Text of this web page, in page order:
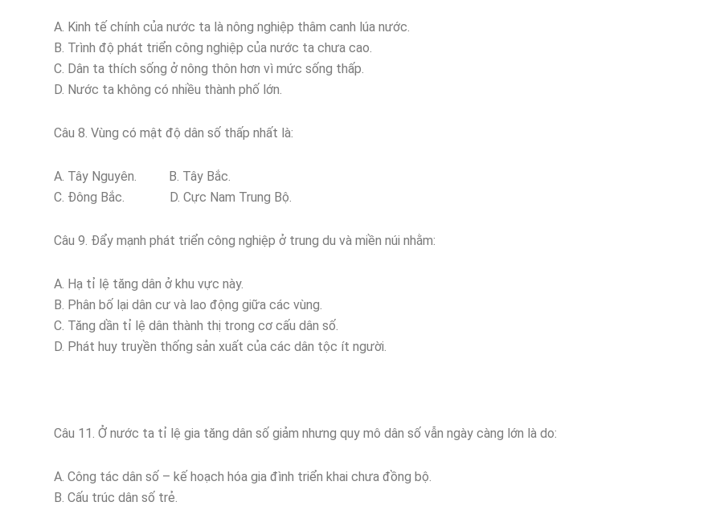
A. Kinh tế chính của nước ta là nông nghiệp thâm canh lúa nước.
B. Trình độ phát triển công nghiệp của nước ta chưa cao.
C. Dân ta thích sống ở nông thôn hơn vì mức sống thấp.
D. Nước ta không có nhiều thành phố lớn.
Câu 8. Vùng có mật độ dân số thấp nhất là:
A. Tây Nguyên. B. Tây Bắc.
C. Đông Bắc. D. Cực Nam Trung Bộ.
Câu 9. Đẩy mạnh phát triển công nghiệp ở trung du và miền núi nhằm:
A. Hạ tỉ lệ tăng dân ở khu vực này.
B. Phân bố lại dân cư và lao động giữa các vùng.
C. Tăng dần tỉ lệ dân thành thị trong cơ cấu dân số.
D. Phát huy truyền thống sản xuất của các dân tộc ít người.
Câu 11. Ở nước ta tỉ lệ gia tăng dân số giảm nhưng quy mô dân số vẫn ngày càng lớn là do:
A. Công tác dân số – kế hoạch hóa gia đình triển khai chưa đồng bộ.
B. Cấu trúc dân số trẻ.